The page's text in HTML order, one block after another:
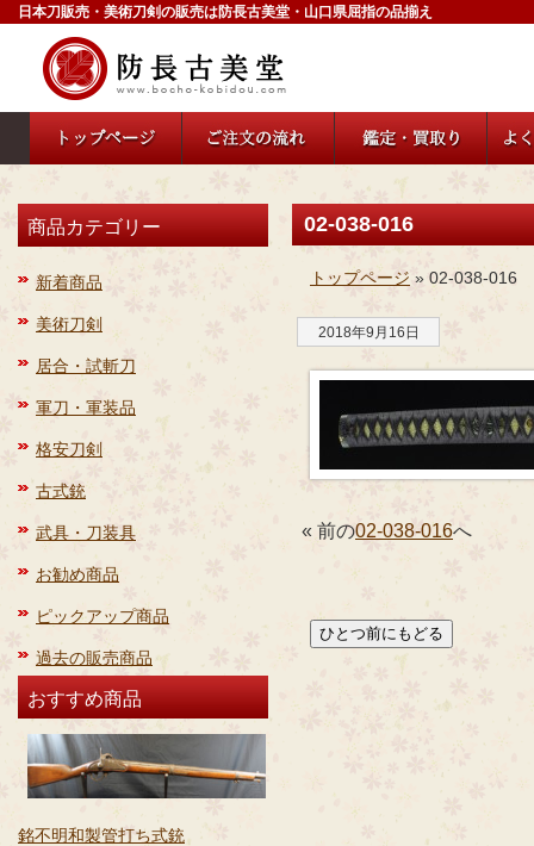
日本刀販売・美術刀剣の販売は防長古美堂・山口県屈指の品揃え
商品カテゴリー
新着商品
美術刀剣
居合・試斬刀
軍刀・軍装品
格安刀剣
古式銃
武具・刀装具
お勧め商品
ピックアップ商品
過去の販売商品
おすすめ商品
銘不明和製管打ち式銃
02-038-016
トップページ » 02-038-016
2018年9月16日
« 前の02-038-016へ